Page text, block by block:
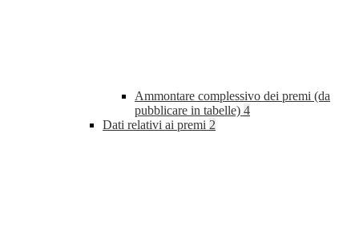
Ammontare complessivo dei premi (da
pubblicare in tabelle) 4
Dati relativi ai premi 2